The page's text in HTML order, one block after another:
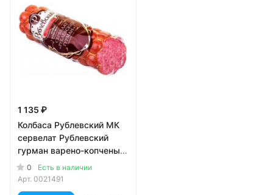
1 135 ₽
Колбаса Рублевский МК
сервелат Рублевский
гурман варено-копченый
400 гр
0
Есть в наличии
Арт. 0021491